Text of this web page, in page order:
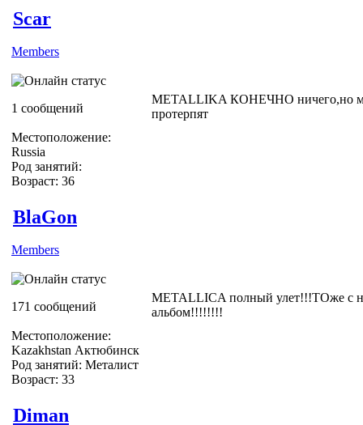
Scar
Members
1 сообщений
Местоположение:
Russia
Род занятий:
Возраст: 36
METALLIKA КОНЕЧНО ничего,но
протерпят
BlaGon
Members
171 сообщений
Местоположение:
Kazakhstan Актюбинск
Род занятий: Металист
Возраст: 33
METALLICA полный улет!!!ТОже с
альбом!!!!!!!!
Diman